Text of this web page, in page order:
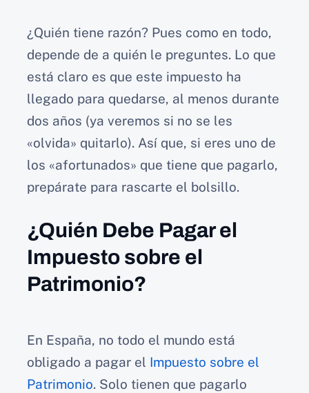
¿Quién tiene razón? Pues como en todo,
depende de a quién le preguntes. Lo que
está claro es que este impuesto ha
llegado para quedarse, al menos durante
dos años (ya veremos si no se les
«olvida» quitarlo). Así que, si eres uno de
los «afortunados» que tiene que pagarlo,
prepárate para rascarte el bolsillo.
¿Quién Debe Pagar el
Impuesto sobre el
Patrimonio?
En España, no todo el mundo está
obligado a pagar el Impuesto sobre el
Patrimonio. Solo tienen que pagarlo